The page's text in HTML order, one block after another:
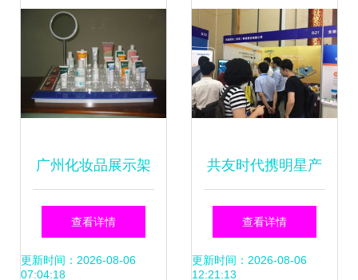
广州化妆品展示架
制作厂网站建设指
南 打造专业形象与
查看详情
更新时间：2026-08-06
07:04:18
共友时代携明星产
品亮相第四届工程
建设行业互联网大
查看详情
更新时间：2026-08-06
12:21:13